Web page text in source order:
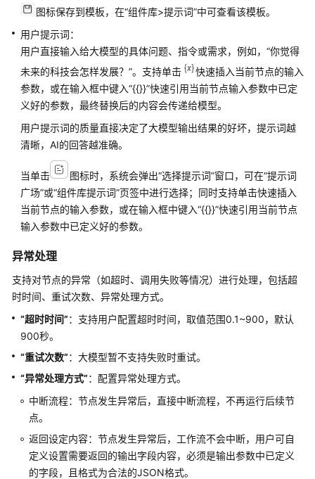
模
型
理
使
用
AgentArts
成
员
授
管
资
源
与
阅
审
附
录
图标保存到模板，在“组件库>提示词”中可查看该模板。
用户提示词：
用户直接输入给大模型的具体问题、指令或需求，例如，“你觉得
未来的科技会怎样发展？”。支持单击
快速插入当前节点的输入
参数，或在输入框中键入“{{}}”快速引用当前节点输入参数中已定
义好的参数，最终替换后的内容会传递给模型。
用户提示词的质量直接决定了大模型输出结果的好坏，提示词越
清晰，AI的回答越准确。
当单击 图标时，系统会弹出“选择提示词”窗口，可在“提示词
广场”或“组件库提示词”页签中进行选择；同时支持单击快速插入
当前节点的输入参数，或在输入框中键入“{{}}”快速引用当前节点
输入参数中已定义好的参数。
异常处理
支持对节点的异常（如超时、调用失败等情况）进行处理，包括超
时时间、重试次数、异常处理方式。
“超时时间”：支持用户配置超时时间，取值范围0.1~900，默认
900秒。
“重试次数”：大模型暂不支持失败时重试。
“异常处理方式”：配置异常处理方式。
中断流程：节点发生异常后，直接中断流程，不再运行后续节
点。
返回设定内容：节点发生异常后，工作流不会中断，用户可自
定义设置需要返回的输出字段内容，必须是输出参数中已定义
的字段，且格式为合法的JSON格式。